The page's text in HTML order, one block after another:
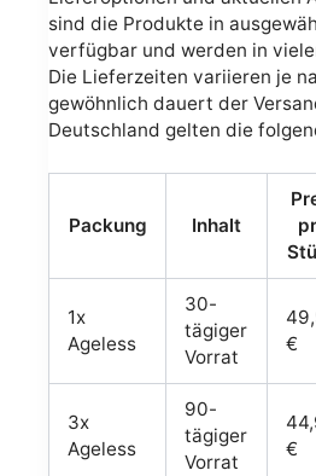
sind die Produkte in
verfügbar und werden in
Die Lieferzeiten variieren je
gewöhnlich dauert der
Deutschland gelten die
Packung Inhalt
1x
Ageless
30-
tägiger
Vorrat
€
3x
Ageless
90-
tägiger
Vorrat
€